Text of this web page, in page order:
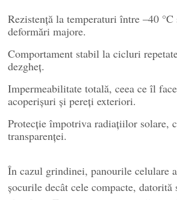
Rezistență la temperaturi între –40
deformări majore.
Comportament stabil la cicluri
dezgheț.
Impermeabilitate totală, ceea ce îl
acoperișuri și pereți exteriori.
Protecție împotriva radiațiilor solare,
transparenței.
În cazul grindinei, panourile celulare
șocurile decât cele compacte,